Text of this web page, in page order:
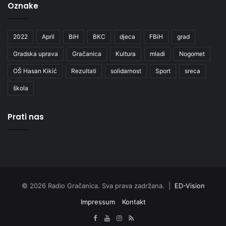
Oznake
2022 April BiH BKC djeca FBiH grad
Gradska uprava Gračanica Kultura mladi Nogomet
OŠ Hasan Kikić Rezultati solidarnost Sport sreca
škola
Prati nas
© 2026 Radio Gračanica. Sva prava zadržana. | ED-Vision
Impressum
Kontakt